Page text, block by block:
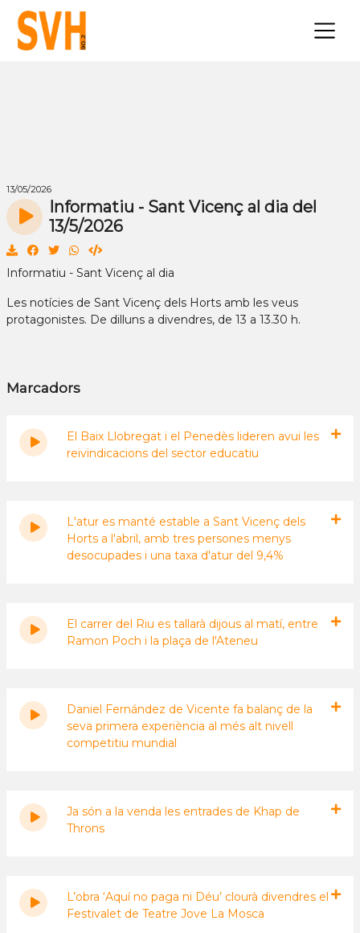
×
13/05/2026
Informatiu - Sant Vicenç al dia del
13/5/2026
Informatiu - Sant Vicenç al dia
Les notícies de Sant Vicenç dels Horts amb les veus
protagonistes. De dilluns a divendres, de 13 a 13.30 h.
Marcadors
El Baix Llobregat i el Penedès lideren avui les
reivindicacions del sector educatiu
L'atur es manté estable a Sant Vicenç dels
Horts a l'abril, amb tres persones menys
desocupades i una taxa d'atur del 9,4%
El carrer del Riu es tallarà dijous al matí, entre
Ramon Poch i la plaça de l'Ateneu
Daniel Fernández de Vicente fa balanç de la
seva primera experiència al més alt nivell
competitiu mundial
Ja són a la venda les entrades de Khap de
Throns
L’obra ‘Aquí no paga ni Déu’ clourà divendres el
Festivalet de Teatre Jove La Mosca